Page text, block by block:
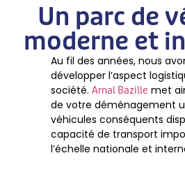
Un parc de
moderne et
Au fil des années, nous
développer l’aspect
société.Arnal Bazille met
de votre déménagement
véhicules conséquents
capacité de transport
l’échelle nationale et